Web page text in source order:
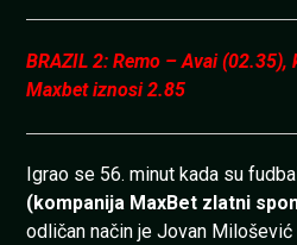
BRAZIL 2: Remo – Avai
Maxbet iznosi 2.85
Igrao se 56. minut kada su
(kompanija MaxBet zlatni
odličan način je Jovan